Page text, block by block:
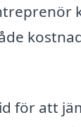
för att